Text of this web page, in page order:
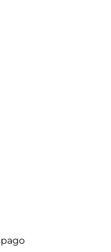
pago